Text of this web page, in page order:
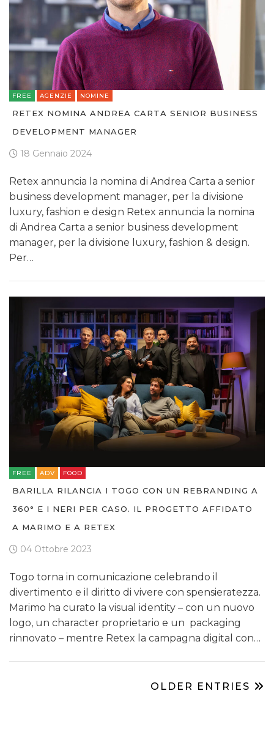
FREE AGENZIE NOMINE
RETEX NOMINA ANDREA CARTA SENIOR BUSINESS
DEVELOPMENT MANAGER
18 Gennaio 2024
Retex annuncia la nomina di Andrea Carta a senior
business development manager, per la divisione
luxury, fashion e design Retex annuncia la nomina
di Andrea Carta a senior business development
manager, per la divisione luxury, fashion & design.
Per…
FREE ADV FOOD
BARILLA RILANCIA I TOGO CON UN REBRANDING A
360° E I NERI PER CASO. IL PROGETTO AFFIDATO
A MARIMO E A RETEX
04 Ottobre 2023
Togo torna in comunicazione celebrando il
divertimento e il diritto di vivere con spensieratezza.
Marimo ha curato la visual identity – con un nuovo
logo, un character proprietario e un packaging
rinnovato – mentre Retex la campagna digital con…
OLDER ENTRIES